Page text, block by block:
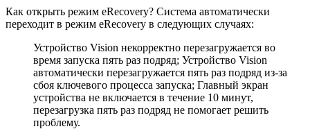
Как открыть режим eRecovery? Система автоматически
переходит в режим eRecovery в следующих случаях:
Устройство Vision некорректно перезагружается во
время запуска пять раз подряд; Устройство Vision
автоматически перезагружается пять раз подряд из-за
сбоя ключевого процесса запуска; Главный экран
устройства не включается в течение 10 минут,
перезагрузка пять раз подряд не помогает решить
проблему.